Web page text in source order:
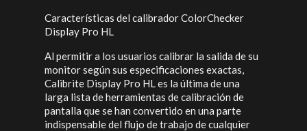
Características del calibrador ColorChecker
Display Pro HL
Al permitir a los usuarios calibrar la salida de su
monitor según sus especificaciones exactas,
Calibrite Display Pro HL es la última de una
larga lista de herramientas de calibración de
pantalla que se han convertido en una parte
indispensable del flujo de trabajo de cualquier